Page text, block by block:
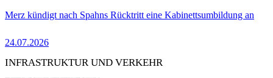
Merz kündigt nach Spahns Rücktritt eine Kabinettsumbildung an
24.07.2026
INFRASTRUKTUR UND VERKEHR